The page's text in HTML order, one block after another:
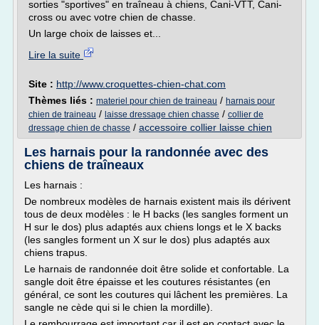
sorties "sportives" en traîneau à chiens, Cani-VTT, Cani-
cross ou avec votre chien de chasse.
Un large choix de laisses et...
Lire la suite
Site : http://www.croquettes-chien-chat.com
Thèmes liés : materiel pour chien de traineau / harnais pour
chien de traineau / laisse dressage chien chasse / collier de
dressage chien de chasse / accessoire collier laisse chien
Les harnais pour la randonnée avec des
chiens de traîneaux
Les harnais :
De nombreux modèles de harnais existent mais ils dérivent
tous de deux modèles : le H backs (les sangles forment un
H sur le dos) plus adaptés aux chiens longs et le X backs
(les sangles forment un X sur le dos) plus adaptés aux
chiens trapus.
Le harnais de randonnée doit être solide et confortable. La
sangle doit être épaisse et les coutures résistantes (en
général, ce sont les coutures qui lâchent les premières. La
sangle ne cède qui si le chien la mordille).